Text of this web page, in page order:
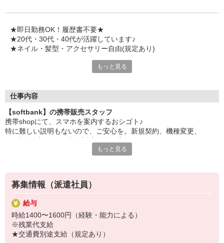
゜・。○。・゜+゜・。○。・゜+゜
★即日勤務OK！履歴書不要★
★20代・30代・40代が活躍しています♪
★ネイル・髪型・アクセサリー自由(規定あり)
でも心配ご無用！
お互いに教え合ったり、フォローしあったりする
和気あいあいとした人間関係がある店舗ばかり！
皆で一緒にステップアップしましょう♪
【選べるお仕事いろいろ】
▼オフィスワーク
事務、経理、データ入力、コールセンター、受付
▼工場・製造・軽作業系
機械/食品製造・梱包・仕分け・加工・組立・検査
▼美容系
眉毛サロンのアイブロウ・ネイリスト・エステ
▼営業・販売
法人営業・アパレル販売・個別指導塾・人材紹介
もっと見る
仕事内容
【softbank】の携帯販売スタッフ
携帯shopにて、スマホを案内するおシゴト♪
特に難しい説明もないので、ご安心を。新規契約、機種変更、
満足度◎
■携帯やインターネット販売業務
docomo(ドコモ)/au(エーユー)・KDDI/softbank(ソフトバンク)など
の大手キャリアから
ワイモバイル(Y!mobille)、楽天モバイル、UQなど格安スマホまで幅
広く紹介可能♪
もっと見る
募集情報（派遣社員）
給与
時給1400〜1600円（経験・能力による）
※残業代支給
★交通費別途支給（規定あり）